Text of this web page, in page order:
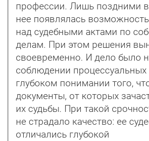
профессии. Лишь поздними
нее появлялась
над судебными актами по
делам. При этом решения
своевременно. И дело было
соблюдении процессуальных
глубоком понимании того,
документы, от которых
их судьбы. При такой
не страдало качество: ее
отличались глубокой